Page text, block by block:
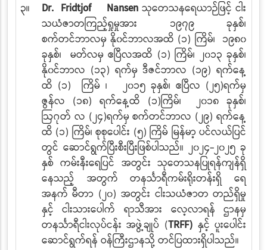
၃။
Dr. Fridtjof Nansen သုတေသနရေယာဉ်ဖြင့် ငါး
သယံဇာတကြည့်ရှုမှုအား ၁၉၇၉ ခုနှစ်၊
စက်တင်ဘာလမှ နို၀င်ဘာလအထိ (၁) ကြိမ်၊ ၁၉၈၀
ခုနှစ်၊ မတ်လမှ ဧပြီလအထိ (၁) ကြိမ်၊ ၂၀၁၃ ခုနှစ်၊
နို၀င်ဘာလ (၁၃) ရက်မှ ဒီဇင်ဘာလ (၁၉) ရက်နေ့
ထိ (၁) ကြိမ် ၊ ၂၀၁၅ ခုနှစ်၊ ဧပြီလ (၂၅)ရက်မှ
ဇွန်လ (၁၈) ရက်နေ့ထိ (၁)ကြိမ်၊ ၂၀၁၈ ခုနှစ်၊
ဩဂုတ် လ (၂၄)ရက်မှ စက်တင်ဘာလ (၂၉) ရက်နေ့
ထိ (၁) ကြိမ်၊ စုစုပေါင်း (၅) ကြိမ် မြန်မာ့ ပင်လယ်ပြင်
တွင် ဆောင်ရွက်ပြီးစီးပြီးဖြစ်ပါသည်။ ၂၀၂၄-၂၀၂၅ ခု
နှစ် ကမ်းနီးရေပြင် အတွင်း သုတေသနပြုရန်ကျန်ရှိ
နေသည့် အတွက် တနင်္သာရီကမ်းရိုးတန်းရှိ
ရေ
အနက် မီတာ (၂၀) အတွင်း ငါးသယံဇာတ တည်ရှိမှု
နှင့် ငါးသားပေါက် ရာသီအား လေ့လာရန် ဌာနမှ
တနင်္သာရီငါးလုပ်ငန်း အဖွဲ့ချုပ် (TRFF) နှင့် ပူးပေါင်း
ဆောင်ရွက်ရန် ဝန်ကြီးဌာနသို့ တင်ပြထားရှိပါသည်။